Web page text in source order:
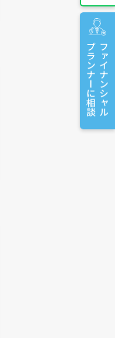
ファイナンシャル
プランナーに相談